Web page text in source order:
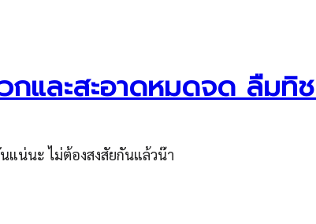
และสะอาดหมดจด ลืมทิช
แน่นะ ไม่ต้องสงสัยกันแล้วน๊า